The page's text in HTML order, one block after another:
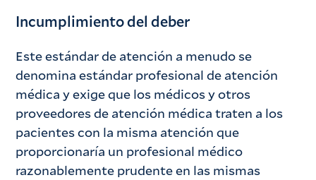
Incumplimiento del deber
Este estándar de atención a menudo se
denomina estándar profesional de atención
médica y exige que los médicos y otros
proveedores de atención médica traten a los
pacientes con la misma atención que
proporcionaría un profesional médico
razonablemente prudente en las mismas